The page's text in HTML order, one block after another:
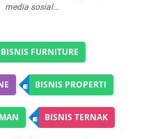
media sosial...
BISNIS FURNITURE
BISNIS PROPERTI
BISNIS TERNAK